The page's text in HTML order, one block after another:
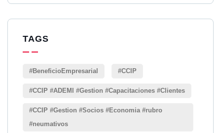
TAGS
#BeneficioEmpresarial #CCIP
#CCIP #ADEMI #Gestion #Capacitaciones #Clientes
#CCIP #Gestion #Socios #Economia #rubro
#neumativos